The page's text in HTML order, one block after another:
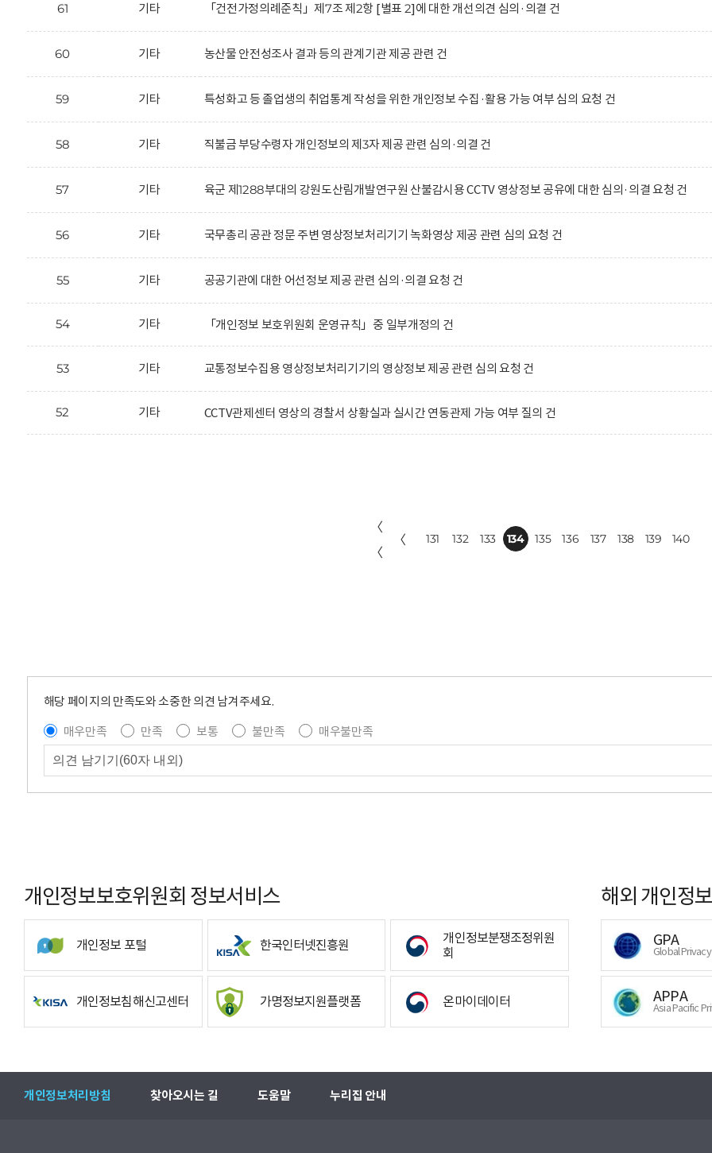
61 기타 「건전가정의례준칙」제7조 제2항 [별표 2]에 대한 개선의견 심의·의결 건
60 기타 농산물 안전성조사 결과 등의 관계기관 제공 관련 건
59 기타 특성화고 등 졸업생의 취업통계 작성을 위한 개인정보 수집·활용 가능 여부 심의 요청 건
58 기타 직불금 부당수령자 개인정보의 제3자 제공 관련 심의·의결 건
57 기타 육군 제1288부대의 강원도산림개발연구원 산불감시용 CCTV 영상정보 공유에 대한 심의·의결 요청 건
56 기타 국무총리 공관 정문 주변 영상정보처리기기 녹화영상 제공 관련 심의 요청 건
55 기타 공공기관에 대한 어선정보 제공 관련 심의·의결 요청 건
54 기타 「개인정보 보호위원회 운영규칙」중 일부개정의 건
53 기타 교통정보수집용 영상정보처리기기의 영상정보 제공 관련 심의 요청 건
52 기타 CCTV관제센터 영상의 경찰서 상황실과 실시간 연동관제 가능 여부 질의 건
〈
〈
〈 131 132 133 134 135 136 137 138 139 140
해당 페이지의 만족도와 소중한 의견 남겨주세요.
매우만족
만족 보통 불만족 매우불만족
개인정보보호위원회 정보서비스
개인정보 포털 한국인터넷진흥원
개인정보분쟁조정위원
회
개인정보침해신고센터 가명정보지원플랫폼 온마이데이터
해외 개인정
GPA
Global
APPA
Asia Pacific
개인정보처리방침 찾아오시는 길 도움말 누리집 안내